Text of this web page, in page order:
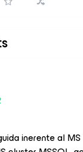
inerente al